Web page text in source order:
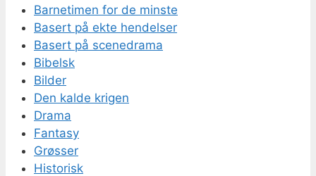
Barnetimen for de minste
Basert på ekte hendelser
Basert på scenedrama
Bibelsk
Bilder
Den kalde krigen
Drama
Fantasy
Grøsser
Historisk